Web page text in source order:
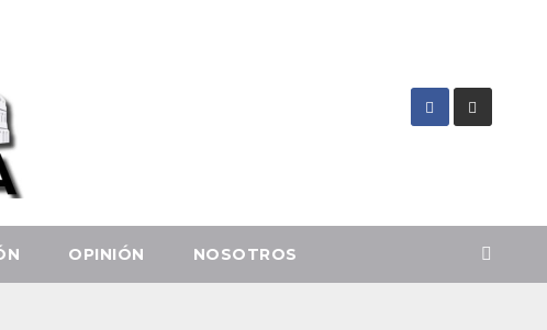
OPINIÓN NOSOTROS